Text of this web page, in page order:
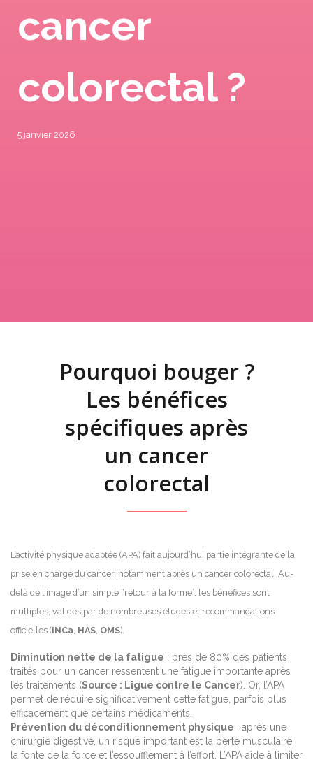
cancer
colorectal ?
5 janvier 2026
Pourquoi bouger ?
Les bénéfices
spécifiques après
un cancer
colorectal
L’activité physique adaptée (APA) fait aujourd’hui partie intégrante de la
prise en charge du cancer, notamment après un cancer colorectal. Au-
delà de l’image d’un simple “retour à la forme”, les bénéfices sont
multiples, validés par de nombreuses études et recommandations
officielles (INCa HAS OMS).
Diminution nette de la fatigue : près de 80% des patients
traités pour un cancer ressentent une fatigue importante après
les traitements (Source : Ligue contre le Cancer). Or, l’APA
permet de réduire significativement cette fatigue, parfois plus
efficacement que certains médicaments.
Prévention du déconditionnement physique : après une
chirurgie digestive, un risque important est la perte musculaire,
la fonte de la force et l’essoufflement à l’effort. L’APA aide à limiter